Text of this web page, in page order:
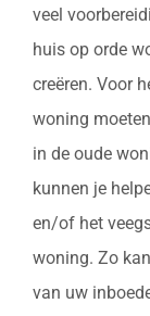
veel
huis op orde
creëren. Voor
woning
in de oude
kunnen je
en/of het
woning. Zo
van uw